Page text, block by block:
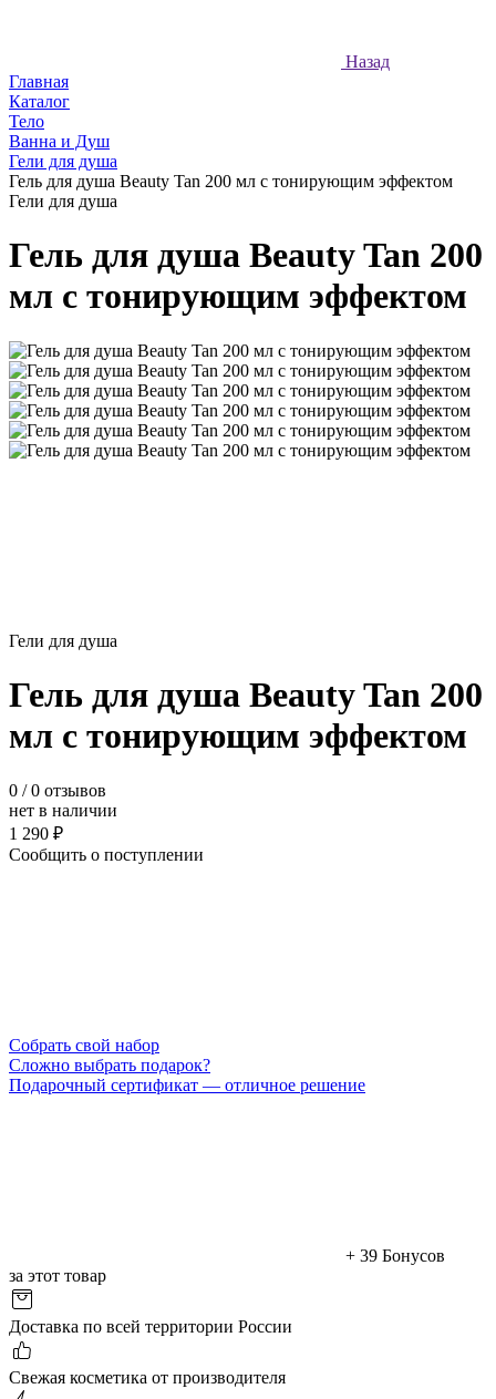
Назад
Главная
Каталог
Тело
Ванна и Душ
Гели для душа
Гель для душа Beauty Tan 200 мл с тонирующим эффектом
Гели для душа
Гель для душа Beauty Tan 200
мл с тонирующим эффектом
Гели для душа
Гель для душа Beauty Tan 200
мл с тонирующим эффектом
0 / 0 отзывов
нет в наличии
1 290 ₽
Сообщить о поступлении
Cобрать свой набор
Сложно выбрать подарок?
Подарочный сертификат — отличное решение
+ 39 Бонусов
за этот товар
Доставка по всей территории России
Cвежая косметика от производителя